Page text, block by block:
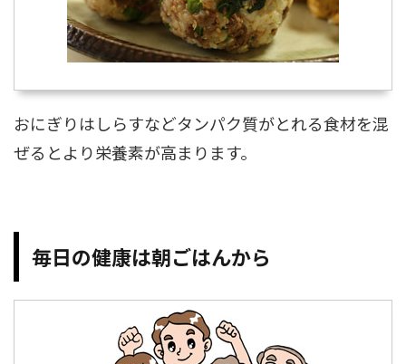
おにぎりはしらすなどタンパク質がとれる食材を混
ぜるとより栄養素が高まります。
毎日の健康は朝ごはんから